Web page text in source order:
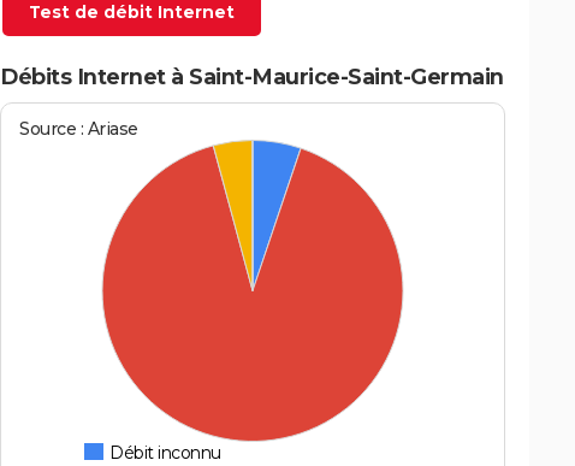
Test de débit Internet
Débits Internet à Saint-Maurice-Saint-Germain
Source : Ariase
Débit inconnu